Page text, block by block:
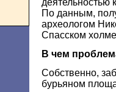
По данным,
археологом
Спасском
В чем
Собственно,
бурьяном